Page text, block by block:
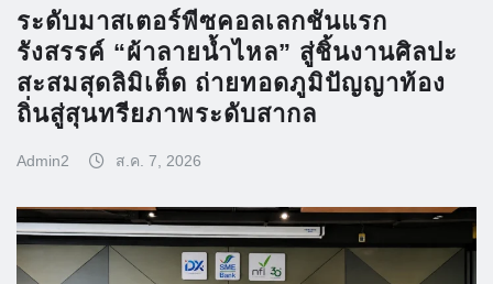
ระดับมาสเตอร์พีซคอลเลกชันแรก
รังสรรค์ “ผ้าลายน้ำไหล” สู่ชิ้นงานศิลปะ
สะสมสุดลิมิเต็ด ถ่ายทอดภูมิปัญญาท้อง
ถิ่นสู่สุนทรียภาพระดับสากล
Admin2 ส.ค. 7, 2026